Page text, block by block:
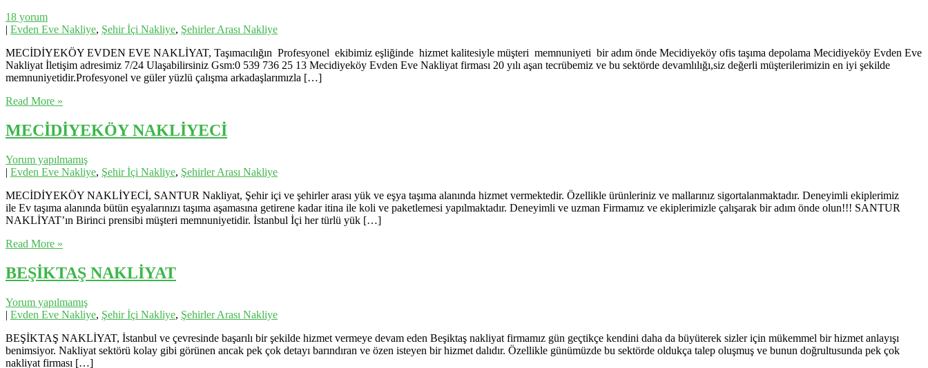
18 yorum
| Evden Eve Nakliye, Şehir İçi Nakliye, Şehirler Arası Nakliye
MECİDİYEKÖY EVDEN EVE NAKLİYAT, Taşımacılığın Profesyonel ekibimiz eşliğinde hizmet kalitesiyle müşteri memnuniyeti bir adım önde Mecidiyeköy ofis taşıma depolama Mecidiyeköy Evden Eve
Nakliyat İletişim adresimiz 7/24 Ulaşabilirsiniz Gsm:0 539 736 25 13 Mecidiyeköy Evden Eve Nakliyat firması 20 yılı aşan tecrübemiz ve bu sektörde devamlılığı,siz değerli müşterilerimizin en iyi şekilde
memnuniyetidir.Profesyonel ve güler yüzlü çalışma arkadaşlarımızla […]
Read More »
MECİDİYEKÖY NAKLİYECİ
Yorum yapılmamış
| Evden Eve Nakliye, Şehir İçi Nakliye, Şehirler Arası Nakliye
MECİDİYEKÖY NAKLİYECİ, SANTUR Nakliyat, Şehir içi ve şehirler arası yük ve eşya taşıma alanında hizmet vermektedir. Özellikle ürünleriniz ve mallarınız sigortalanmaktadır. Deneyimli ekiplerimiz
ile Ev taşıma alanında bütün eşyalarınızı taşıma aşamasına getirene kadar itina ile koli ve paketlemesi yapılmaktadır. Deneyimli ve uzman Firmamız ve ekiplerimizle çalışarak bir adım önde olun!!! SANTUR
NAKLİYAT’ın Birinci prensibi müşteri memnuniyetidir. İstanbul İçi her türlü yük […]
Read More »
BEŞİKTAŞ NAKLİYAT
Yorum yapılmamış
| Evden Eve Nakliye, Şehir İçi Nakliye, Şehirler Arası Nakliye
BEŞİKTAŞ NAKLİYAT, İstanbul ve çevresinde başarılı bir şekilde hizmet vermeye devam eden Beşiktaş nakliyat firmamız gün geçtikçe kendini daha da büyüterek sizler için mükemmel bir hizmet anlayışı
benimsiyor. Nakliyat sektörü kolay gibi görünen ancak pek çok detayı barındıran ve özen isteyen bir hizmet dalıdır. Özellikle günümüzde bu sektörde oldukça talep oluşmuş ve bunun doğrultusunda pek çok
nakliyat firması […]